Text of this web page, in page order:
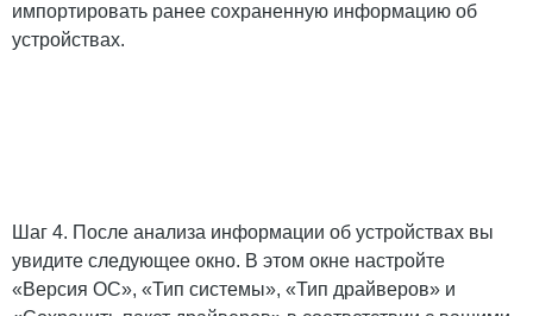
импортировать ранее сохраненную информацию об
устройствах.
Шаг 4. После анализа информации об устройствах вы
увидите следующее окно. В этом окне настройте
«Версия ОС», «Тип системы», «Тип драйверов» и